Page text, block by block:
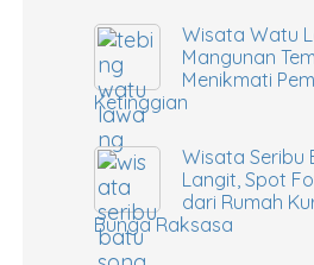
Wisata Watu
Mangunan
Menikmati
Ketinggian
Wisata Seribu
Langit, Spot
dari Rumah
Bunga Raksasa